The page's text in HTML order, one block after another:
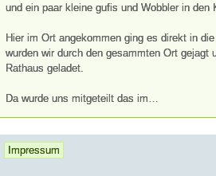
und ein paar kleine gufis und Wobbler in den
Hier im Ort angekommen ging es direkt in
wurden wir durch den gesammten Ort gejagt
Rathaus geladet.
Da wurde uns mitgeteilt das im…
Impressum